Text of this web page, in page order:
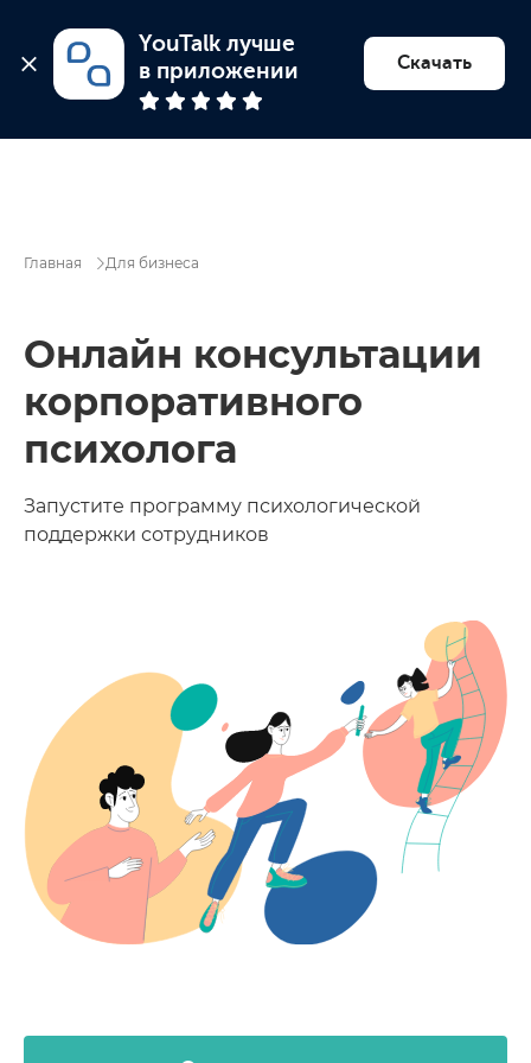
YouTalk лучше
в приложении
Скачать
Главная Для бизнеса
Онлайн консультации
корпоративного
психолога
Запустите программу психологической
поддержки сотрудников